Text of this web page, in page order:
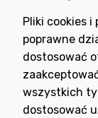
Wyrażam
nowościami i
Pliki cookies
poprawne
dostosować
wszystkich
dostosować